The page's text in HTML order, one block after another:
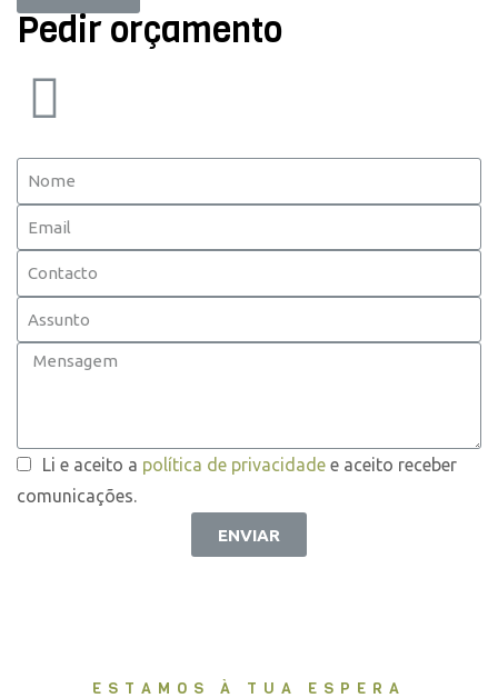
Pedir orçamento
Li e aceito a política de privacidade e aceito receber
comunicações.
ENVIAR
ESTAMOS À TUA ESPERA